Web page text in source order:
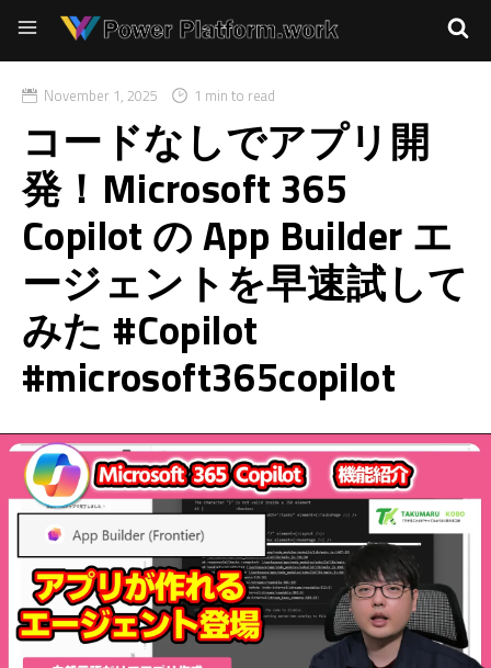
November 1, 2025 1 min to read
コードなしでアプリ開
発！Microsoft 365
Copilot の App Builder エ
ージェントを早速試して
みた #Copilot
#microsoft365copilot